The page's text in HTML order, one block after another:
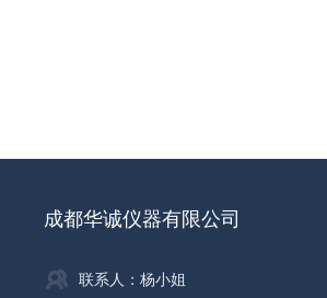
成都华诚仪器有限公司
联系人：杨小姐